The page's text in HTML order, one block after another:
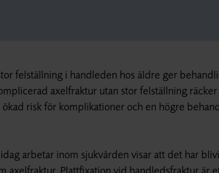
felställning i handleden hos äldre ger
axelfraktur utan stor felställning
risk för komplikationer och en högre
arbetar inom sjukvården visar att det har